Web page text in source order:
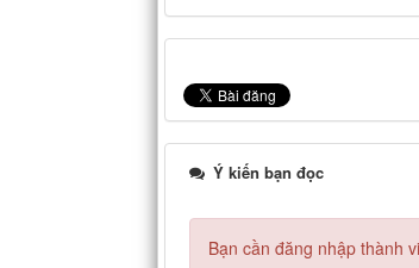
Ý kiến bạn đọc
Bạn cần đăng nhập thành